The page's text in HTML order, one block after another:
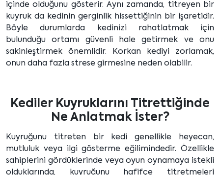
içinde olduğunu gösterir. Aynı zamanda, titreyen bir
kuyruk da kedinin gerginlik hissettiğinin bir işaretidir.
Böyle durumlarda kedinizi rahatlatmak için
bulunduğu ortamı güvenli hale getirmek ve onu
sakinleştirmek önemlidir. Korkan kediyi zorlamak,
onun daha fazla strese girmesine neden olabilir.
Kediler Kuyruklarını Titrettiğinde
Ne Anlatmak İster?
Kuyruğunu titreten bir kedi genellikle heyecan,
mutluluk veya ilgi gösterme eğilimindedir. Özellikle
sahiplerini gördüklerinde veya oyun oynamaya istekli
olduklarında, kuyruğunu hafifçe titretmeleri